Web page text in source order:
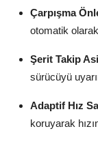
Çarpışma
otomatik
Şerit Takip
sürücüyü
Adaptif Hız
koruyarak